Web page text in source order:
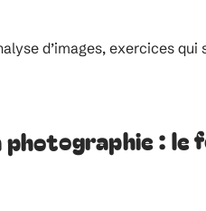
d’images, exercices
photographie :